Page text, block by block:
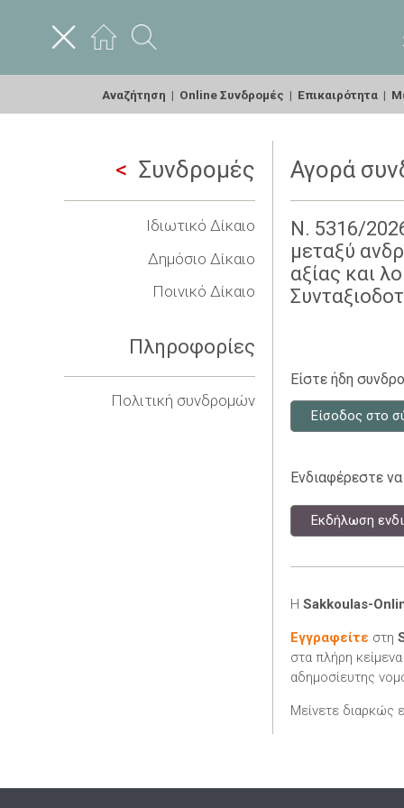
Αναζήτηση | Online Συνδρομές | Επικαιρότητα |
Συνδρομές
Ιδιωτικό Δίκαιο
Δημόσιο Δίκαιο
Ποινικό Δίκαιο
Πληροφορίες
Πολιτική συνδρομών
Αγορά
Ν. 5316/
μεταξύ
αξίας και
Είστε ήδη
Είσοδος στο
Ενδιαφέρεστε
Εκδήλωση
Η Sakkoulas-
Εγγραφείτε στη
στα πλήρη
αδημοσίευτης
Μείνετε διαρκώς